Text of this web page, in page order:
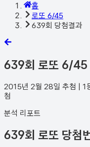
홈
로또 6/45
639회 당첨결과
639회 로또 6/45
2015년 2월 28일 추첨 | 1
첨
분석 리포트
639회 로또 당첨